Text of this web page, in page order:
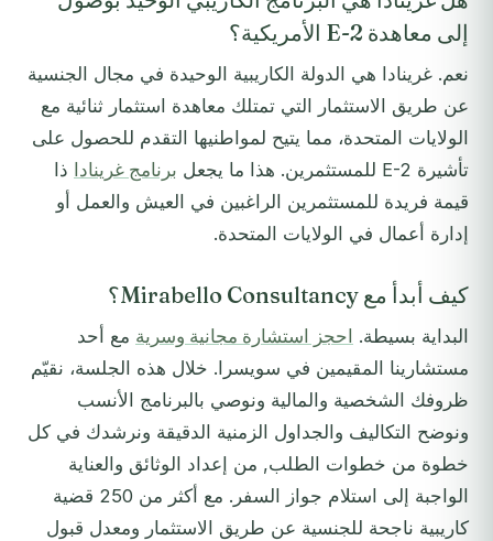
إلى معاهدة E-2 الأمريكية؟
نعم. غرينادا هي الدولة الكاريبية الوحيدة في مجال الجنسية
عن طريق الاستثمار التي تمتلك معاهدة استثمار ثنائية مع
الولايات المتحدة، مما يتيح لمواطنيها التقدم للحصول على
تأشيرة E-2 للمستثمرين. هذا ما يجعل
برنامج غرينادا ذا
قيمة فريدة للمستثمرين الراغبين في العيش والعمل أو
إدارة أعمال في الولايات المتحدة.
كيف أبدأ مع Mirabello Consultancy؟
البداية بسيطة. احجز استشارة مجانية وسرية مع أحد
مستشارينا المقيمين في سويسرا. خلال هذه الجلسة، نقيّم
ظروفك الشخصية والمالية ونوصي بالبرنامج الأنسب
ونوضح التكاليف والجداول الزمنية الدقيقة ونرشدك في كل
خطوة من خطوات الطلب, من إعداد الوثائق والعناية
الواجبة إلى استلام جواز السفر. مع أكثر من 250 قضية
كاريبية ناجحة للجنسية عن طريق الاستثمار ومعدل قبول